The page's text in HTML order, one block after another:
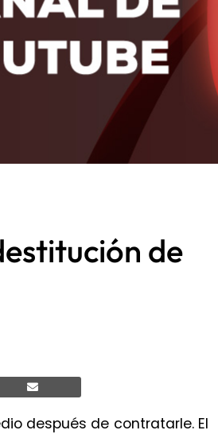
de
después de contratarle. El